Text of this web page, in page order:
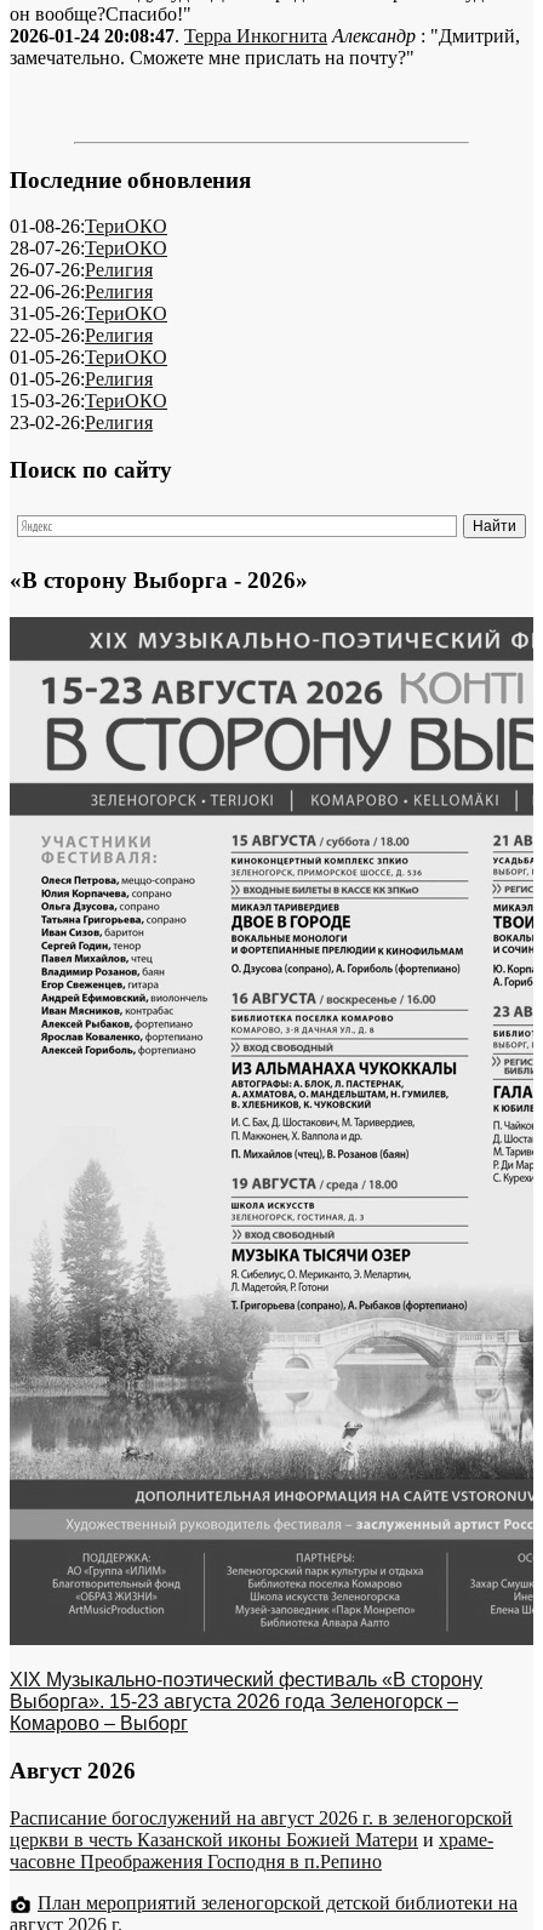
он вообще?Спасибо!"
2026-01-24 20:08:47. Терра Инкогнита Александр : "Дмитрий,
замечательно. Сможете мне прислать на почту?"
Последние обновления
01-08-26:ТериОКО
28-07-26:ТериОКО
26-07-26:Религия
22-06-26:Религия
31-05-26:ТериОКО
22-05-26:Религия
01-05-26:ТериОКО
01-05-26:Религия
15-03-26:ТериОКО
23-02-26:Религия
Поиск по сайту
«В сторону Выборга - 2026»
XIX Музыкально-поэтический фестиваль «В сторону
Выборга». 15-23 августа 2026 года Зеленогорск –
Комарово – Выборг
Август 2026
Расписание богослужений на август 2026 г. в зеленогорской
церкви в честь Казанской иконы Божией Матери и храме-
часовне Преображения Господня в п.Репино
План мероприятий зеленогорской детской библиотеки на
август 2026 г.